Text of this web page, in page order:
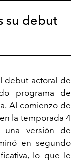
su debut
debut actoral de
programa de
Al comienzo de
la temporada 4
versión de
en segundo
lo que le